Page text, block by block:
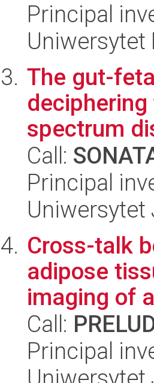
Principal
Uniwersytet
The gut-
spectrum
Call:
Principal
Uniwersytet
Cross-talk
adipose
imaging of
Call:
Principal